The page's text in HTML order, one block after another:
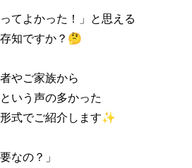
てよかった！」と思える
知ですか？🤔
やご家族から
いう声の多かった
式でご紹介します✨
なの？」